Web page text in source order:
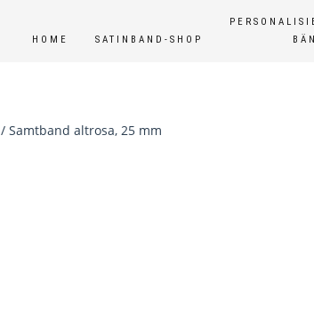
HOME SATINBAND-SHOP
/ Samtband altrosa, 25 mm